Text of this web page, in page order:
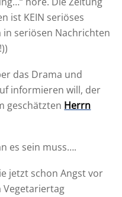
ist KEIN seriöses
seriösen Nachrichten
das Drama und
informieren will, der
geschätzten Herrn
es sein muss….
jetzt schon Angst vor
Vegetariertag